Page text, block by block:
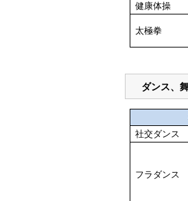
健康体操
太極拳
ダンス、
社交ダンス
フラダンス